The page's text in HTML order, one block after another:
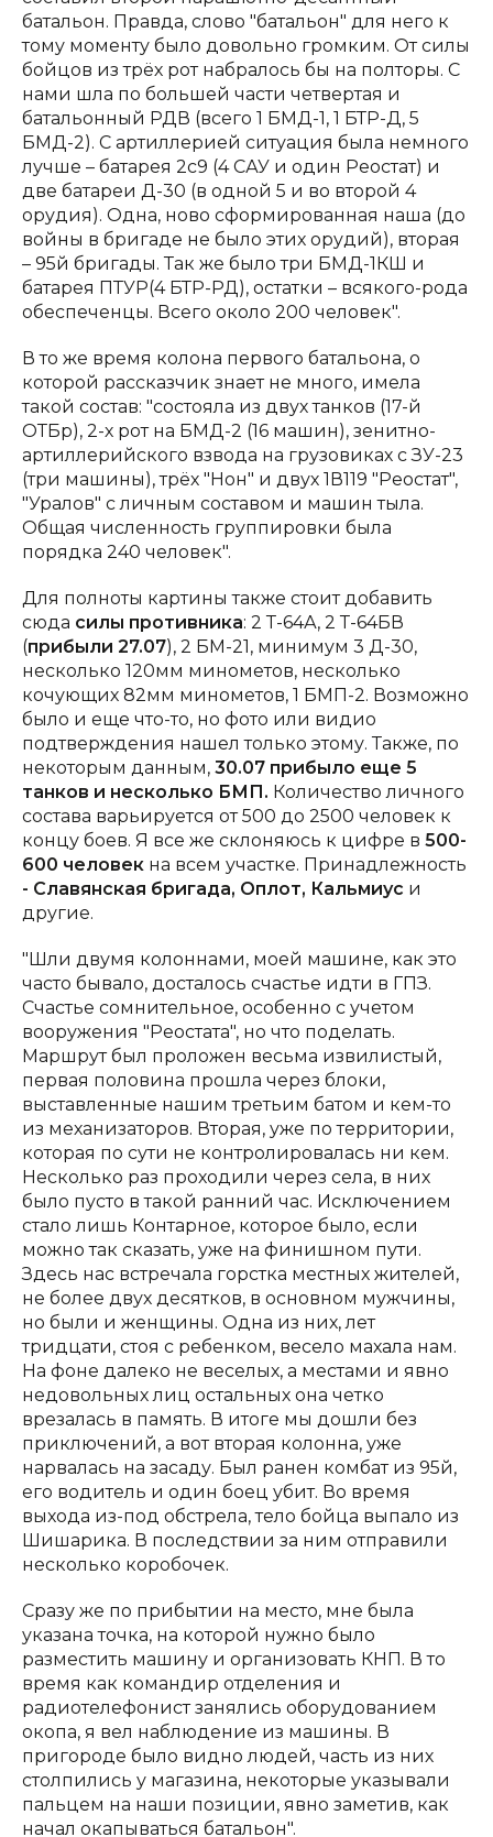
батальон. Правда, слово "батальон" для него к
тому моменту было довольно громким. От силы
бойцов из трёх рот набралось бы на полторы. С
нами шла по большей части четвертая и
батальонный РДВ (всего 1 БМД-1, 1 БТР-Д, 5
БМД-2). С артиллерией ситуация была немного
лучше – батарея 2с9 (4 САУ и один Реостат) и
две батареи Д-30 (в одной 5 и во второй 4
орудия). Одна, ново сформированная наша (до
войны в бригаде не было этих орудий), вторая
– 95й бригады. Так же было три БМД-1КШ и
батарея ПТУР(4 БТР-РД), остатки – всякого-рода
обеспеченцы. Всего около 200 человек".
В то же время колона первого батальона, о
которой рассказчик знает не много, имела
такой состав: "состояла из двух танков (17-й
ОТБр), 2-х рот на БМД-2 (16 машин), зенитно-
артиллерийского взвода на грузовиках с ЗУ-23
(три машины), трёх "Нон" и двух 1В119 "Реостат",
"Уралов" с личным составом и машин тыла.
Общая численность группировки была
порядка 240 человек".
Для полноты картины также стоит добавить
сюда силы противника: 2 Т-64А, 2 Т-64БВ
(прибыли 27.07), 2 БМ-21, минимум 3 Д-30,
несколько 120мм минометов, несколько
кочующих 82мм минометов, 1 БМП-2. Возможно
было и еще что-то, но фото или видио
подтверждения нашел только этому. Также, по
некоторым данным, 30.07 прибыло еще 5
танков и несколько БМП. Количество личного
состава варьируется от 500 до 2500 человек к
концу боев. Я все же склоняюсь к цифре в 500-
600 человек на всем участке. Принадлежность
- Славянская бригада, Оплот, Кальмиус и
другие.
"Шли двумя колоннами, моей машине, как это
часто бывало, досталось счастье идти в ГПЗ.
Счастье сомнительное, особенно с учетом
вооружения "Реостата", но что поделать.
Маршрут был проложен весьма извилистый,
первая половина прошла через блоки,
выставленные нашим третьим батом и кем-то
из механизаторов. Вторая, уже по территории,
которая по сути не контролировалась ни кем.
Несколько раз проходили через села, в них
было пусто в такой ранний час. Исключением
стало лишь Контарное, которое было, если
можно так сказать, уже на финишном пути.
Здесь нас встречала горстка местных жителей,
не более двух десятков, в основном мужчины,
но были и женщины. Одна из них, лет
тридцати, стоя с ребенком, весело махала нам.
На фоне далеко не веселых, а местами и явно
недовольных лиц остальных она четко
врезалась в память. В итоге мы дошли без
приключений, а вот вторая колонна, уже
нарвалась на засаду. Был ранен комбат из 95й,
его водитель и один боец убит. Во время
выхода из-под обстрела, тело бойца выпало из
Шишарика. В последствии за ним отправили
несколько коробочек.
Сразу же по прибытии на место, мне была
указана точка, на которой нужно было
разместить машину и организовать КНП. В то
время как командир отделения и
радиотелефонист занялись оборудованием
окопа, я вел наблюдение из машины. В
пригороде было видно людей, часть из них
столпились у магазина, некоторые указывали
пальцем на наши позиции, явно заметив, как
начал окапываться батальон".